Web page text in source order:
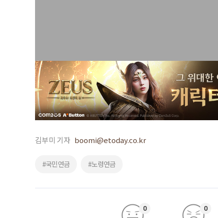
김부미 기자 boomi@etoday.co.kr
#국민연금 #노령연금
0 0